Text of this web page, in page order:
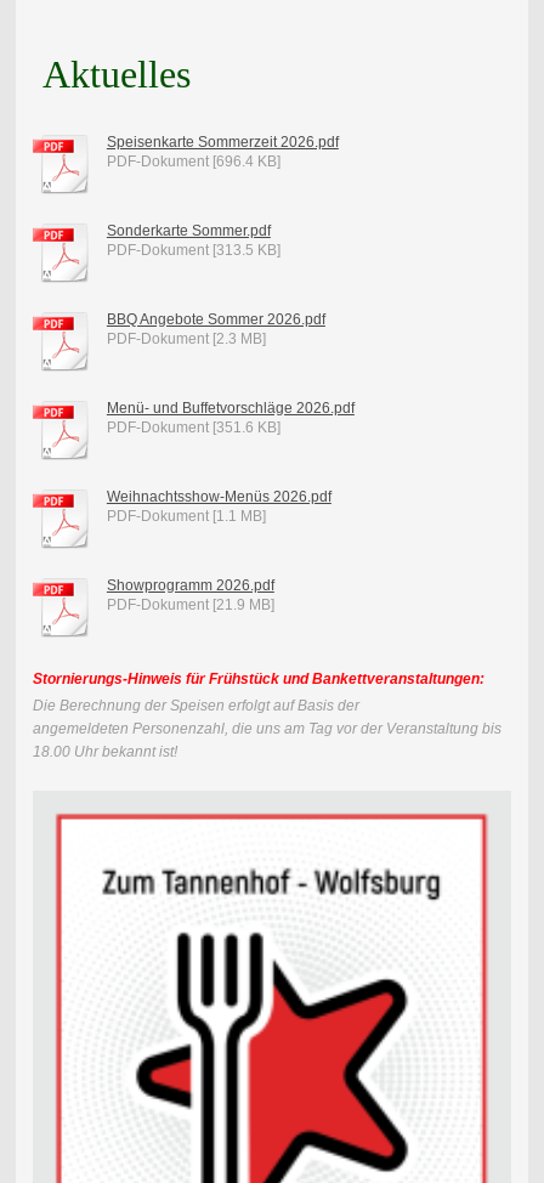
Aktuelles
Speisenkarte Sommerzeit 2026.pdf
PDF-Dokument [696.4 KB]
Sonderkarte Sommer.pdf
PDF-Dokument [313.5 KB]
BBQ Angebote Sommer 2026.pdf
PDF-Dokument [2.3 MB]
Menü- und Buffetvorschläge 2026.pdf
PDF-Dokument [351.6 KB]
Weihnachtsshow-Menüs 2026.pdf
PDF-Dokument [1.1 MB]
Showprogramm 2026.pdf
PDF-Dokument [21.9 MB]
Stornierungs-Hinweis für Frühstück und Bankettveranstaltungen:
Die Berechnung der Speisen erfolgt auf Basis der
angemeldeten Personenzahl, die uns am Tag vor der Veranstaltung bis
18.00 Uhr bekannt ist!